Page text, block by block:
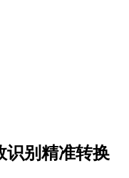
识别精准转换